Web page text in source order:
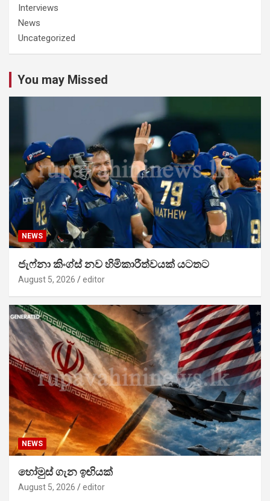
Interviews
News
Uncategorized
You may Missed
NEWS
ජැෆ්නා කිංග්ස් නව හිමිකාරීත්වයක් යටතට
August 5, 2026 editor
NEWS
හෝමුස් ගැන ඉඟියක්
August 5, 2026 editor